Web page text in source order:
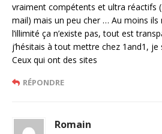
vraiment compétents et ultra réactifs
mail) mais un peu cher … Au moins ils
l’illimité ça n’existe pas, tout est
j’hésitais à tout mettre chez 1and1,
Ceux qui ont des sites
RÉPONDRE
Romain